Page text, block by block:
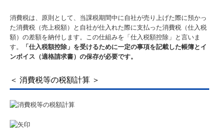
消費税は、原則として、当課税期間中に自社が売り上げた際に預かっ
た消費税（売上税額）と自社が仕入れた際に支払った消費税（仕入税
額）の差額を納付します。この仕組みを「仕入税額控除」と言いま
す。
「仕入税額控除」を受けるために一定の事項を記載した帳簿とイ
ンボイス（適格請求書）の保存が必要です。
＜ 消費税等の税額計算 ＞